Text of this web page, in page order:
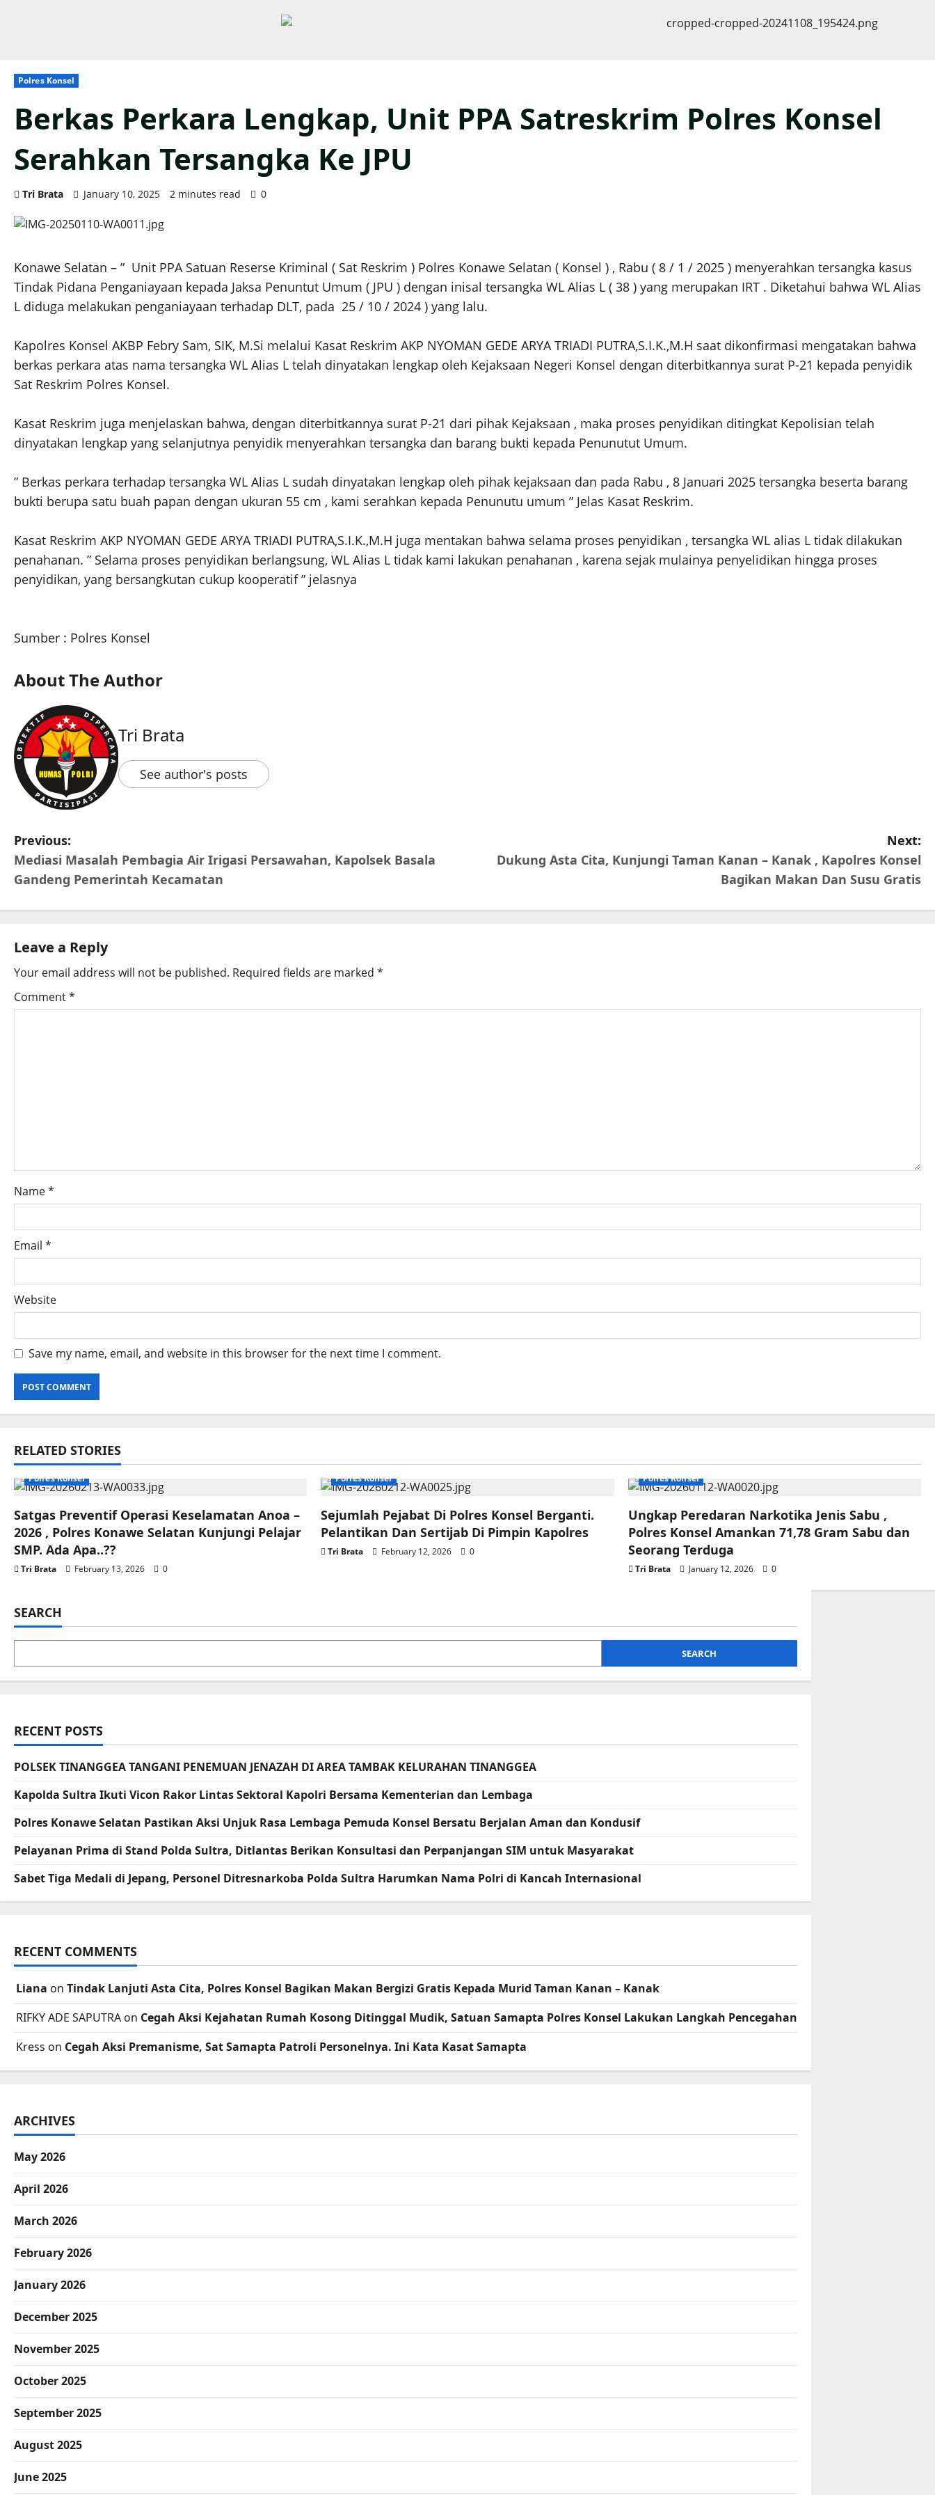
Polres Konsel
Berkas Perkara Lengkap, Unit PPA Satreskrim Polres Konsel
Serahkan Tersangka Ke JPU
Tri Brata January 10, 2025 2 minutes read 0
Konawe Selatan – ” Unit PPA Satuan Reserse Kriminal ( Sat Reskrim ) Polres Konawe Selatan ( Konsel ) , Rabu ( 8 / 1 / 2025 ) menyerahkan tersangka kasus
Tindak Pidana Penganiayaan kepada Jaksa Penuntut Umum ( JPU ) dengan inisal tersangka WL Alias L ( 38 ) yang merupakan IRT . Diketahui bahwa WL Alias
L diduga melakukan penganiayaan terhadap DLT, pada 25 / 10 / 2024 ) yang lalu.
Kapolres Konsel AKBP Febry Sam, SIK, M.Si melalui Kasat Reskrim AKP NYOMAN GEDE ARYA TRIADI PUTRA,S.I.K.,M.H saat dikonfirmasi mengatakan bahwa
berkas perkara atas nama tersangka WL Alias L telah dinyatakan lengkap oleh Kejaksaan Negeri Konsel dengan diterbitkannya surat P-21 kepada penyidik
Sat Reskrim Polres Konsel.
Kasat Reskrim juga menjelaskan bahwa, dengan diterbitkannya surat P-21 dari pihak Kejaksaan , maka proses penyidikan ditingkat Kepolisian telah
dinyatakan lengkap yang selanjutnya penyidik menyerahkan tersangka dan barang bukti kepada Penunutut Umum.
” Berkas perkara terhadap tersangka WL Alias L sudah dinyatakan lengkap oleh pihak kejaksaan dan pada Rabu , 8 Januari 2025 tersangka beserta barang
bukti berupa satu buah papan dengan ukuran 55 cm , kami serahkan kepada Penunutu umum ” Jelas Kasat Reskrim.
Kasat Reskrim AKP NYOMAN GEDE ARYA TRIADI PUTRA,S.I.K.,M.H juga mentakan bahwa selama proses penyidikan , tersangka WL alias L tidak dilakukan
penahanan. ” Selama proses penyidikan berlangsung, WL Alias L tidak kami lakukan penahanan , karena sejak mulainya penyelidikan hingga proses
penyidikan, yang bersangkutan cukup kooperatif ” jelasnya
Sumber : Polres Konsel
About The Author
Tri Brata
See author's posts
Previous:
Mediasi Masalah Pembagia Air Irigasi Persawahan, Kapolsek Basala
Gandeng Pemerintah Kecamatan
Next:
Dukung Asta Cita, Kunjungi Taman Kanan – Kanak , Kapolres Konsel
Bagikan Makan Dan Susu Gratis
Leave a Reply
Your email address will not be published. Required fields are marked *
Comment*
Name*
Email *
Website
Save my name, email, and website in this browser for the next time I comment.
RELATED STORIES
Polres Konsel
Satgas Preventif Operasi Keselamatan Anoa –
2026 , Polres Konawe Selatan Kunjungi Pelajar
SMP. Ada Apa..??
Tri Brata February 13, 2026 0
Polres Konsel
Sejumlah Pejabat Di Polres Konsel Berganti.
Pelantikan Dan Sertijab Di Pimpin Kapolres
Tri Brata February 12, 2026 0
Polres Konsel
Ungkap Peredaran Narkotika Jenis Sabu ,
Polres Konsel Amankan 71,78 Gram Sabu dan
Seorang Terduga
Tri Brata January 12, 2026 0
SEARCH
SEARCH
RECENT POSTS
POLSEK TINANGGEA TANGANI PENEMUAN JENAZAH DI AREA TAMBAK KELURAHAN TINANGGEA
Kapolda Sultra Ikuti Vicon Rakor Lintas Sektoral Kapolri Bersama Kementerian dan Lembaga
Polres Konawe Selatan Pastikan Aksi Unjuk Rasa Lembaga Pemuda Konsel Bersatu Berjalan Aman dan Kondusif
Pelayanan Prima di Stand Polda Sultra, Ditlantas Berikan Konsultasi dan Perpanjangan SIM untuk Masyarakat
Sabet Tiga Medali di Jepang, Personel Ditresnarkoba Polda Sultra Harumkan Nama Polri di Kancah Internasional
RECENT COMMENTS
Liana on Tindak Lanjuti Asta Cita, Polres Konsel Bagikan Makan Bergizi Gratis Kepada Murid Taman Kanan – Kanak
RIFKY ADE SAPUTRA on Cegah Aksi Kejahatan Rumah Kosong Ditinggal Mudik, Satuan Samapta Polres Konsel Lakukan Langkah Pencegahan
Kress on Cegah Aksi Premanisme, Sat Samapta Patroli Personelnya. Ini Kata Kasat Samapta
ARCHIVES
May 2026
April 2026
March 2026
February 2026
January 2026
December 2025
November 2025
October 2025
September 2025
August 2025
June 2025